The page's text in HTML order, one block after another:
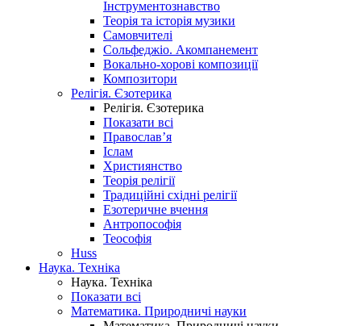
Інструментознавство
Теорія та історія музики
Самовчителі
Сольфеджіо. Акомпанемент
Вокально-хорові композиції
Композитори
Релігія. Єзотерика
Релігія. Єзотерика
Показати всі
Православ’я
Іслам
Християнство
Теорія релігії
Традиційні східні релігії
Езотеричне вчення
Антропософія
Теософія
Huss
Наука. Техніка
Наука. Техніка
Показати всі
Математика. Природничі науки